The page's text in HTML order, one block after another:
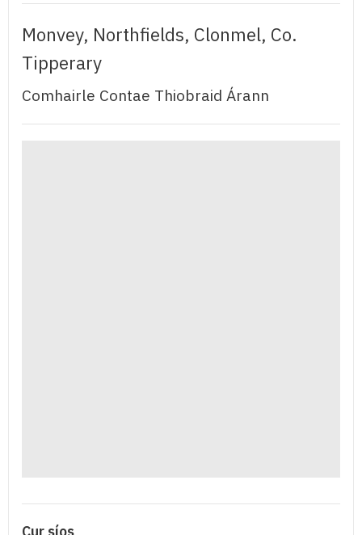
Monvey, Northfields, Clonmel, Co.
Tipperary
Comhairle Contae Thiobraid Árann